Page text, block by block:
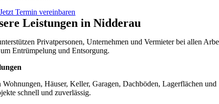
Jetzt Termin vereinbaren
Leistungen in Nidderau
Privatpersonen, Unternehmen und Vermieter bei allen
Entrümpelung und Entsorgung.
Wohnungen, Häuser, Keller, Garagen, Dachböden, Lagerflächen und
schnell und zuverlässig.